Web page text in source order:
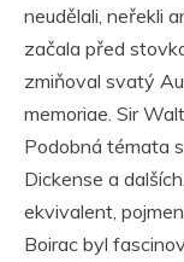
neudělali, neřekli
začala před
zmiňoval svatý
memoriae. Sir
Podobná témata
Dickense a
ekvivalent,
Boirac byl